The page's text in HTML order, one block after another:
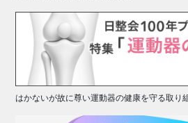
はかないが故に尊い運動器の健康を守る取り